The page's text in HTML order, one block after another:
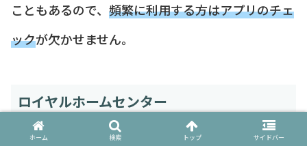
こともあるので、 頻繁に利用する方はアプリのチェ
ックが欠かせません。
ロイヤルホームセンター
ホーム 検索 トップ サイドバー